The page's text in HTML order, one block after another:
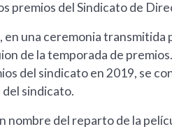
premios del Sindicato de
una ceremonia
de la temporada de
del sindicato en 2019, se
del sindicato.
nombre del reparto de la